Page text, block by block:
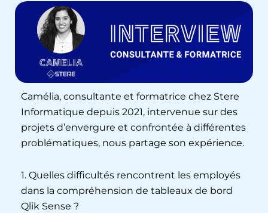
Camélia, consultante et formatrice chez Stere
Informatique depuis 2021, intervenue sur des
projets d’envergure et confrontée à différentes
problématiques, nous partage son expérience.
1. Quelles difficultés rencontrent les employés
dans la compréhension de tableaux de bord
Qlik Sense ?